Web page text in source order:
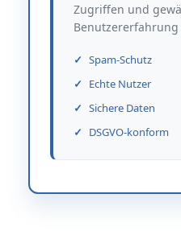
Zugriffen und
Spam-Schutz
Echte Nutzer
Sichere Daten
DSGVO-konform